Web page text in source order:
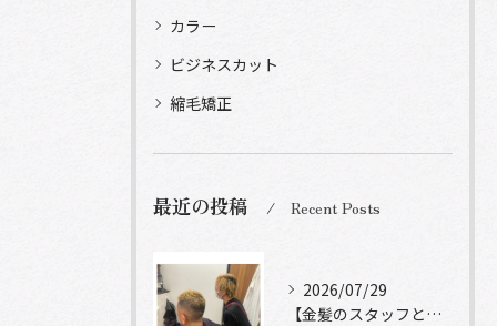
カラー
ビジネスカット
縮毛矯正
最近の投稿 Recent Posts
2026/07/29
【金髪のスタッフと常連様ショット】